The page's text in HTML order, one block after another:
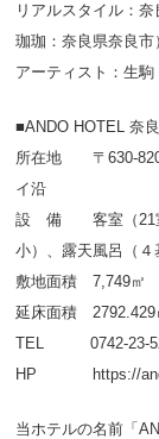
リアルスタイル：奈
珈珈：奈良県奈良
アーティスト：生駒
■ANDO HOTEL 奈
所在地 〒630-
イ沿
設 備 客室（21室
小）、露天風呂（
敷地面積 7,749㎡
延床面積 2792.429
TEL 0742-23-
HP
https://
当ホテルの名前「